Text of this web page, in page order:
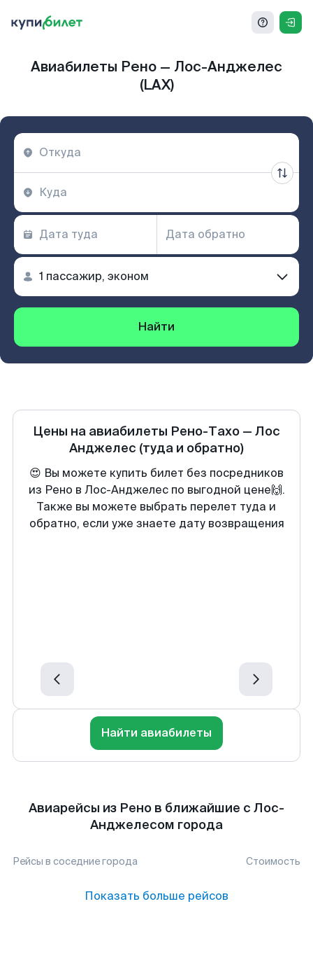
Авиабилеты Рено — Лос-Анджелес
(LAX)
Найти
Цены на авиабилеты Рено-Тахо — Лос
Анджелес (туда и обратно)
😍 Вы можете купить билет без посредников
из Рено в Лос-Анджелес по выгодной цене🙌.
Также вы можете выбрать перелет туда и
обратно, если уже знаете дату возвращения
Найти авиабилеты
Авиарейсы из Рено в ближайшие с Лос-
Анджелесом города
Рейсы в соседние города Стоимость
Показать больше рейсов